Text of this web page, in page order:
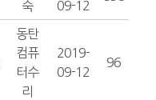
숙
09-12
동탄
컴퓨
터수
리
2019-
09-12
96